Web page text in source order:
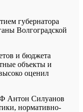
губернатора
Волгоградской
и бюджета
объекты и
оценил
Антон Силуанов
нормативно-